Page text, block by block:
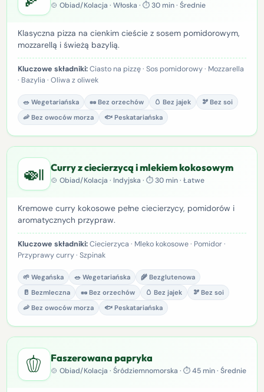
🍲 Obiad/Kolacja · Włoska · ⏱ 30 min · Średnie
Klasyczna pizza na cienkim cieście z sosem pomidorowym,
mozzarellą i świeżą bazylią.
Kluczowe składniki:Ciasto na pizzę · Sos pomidorowy · Mozzarella
· Bazylia · Oliwa z oliwek
🥗 Wegetariańska 🥜 Bez orzechów 🥚 Bez jajek
🫘 Bez soi
🦐 Bez owoców morza
🐟 Peskatariańska
🍛 Curry z ciecierzycą i mlekiem kokosowym
🍲 Obiad/Kolacja · Indyjska · ⏱ 30 min · Łatwe
Kremowe curry kokosowe pełne ciecierzycy, pomidorów i
aromatycznych przypraw.
Kluczowe składniki:Ciecierzyca · Mleko kokosowe · Pomidor ·
Przyprawy curry · Szpinak
🌱 Wegańska 🥗 Wegetariańska
🌾 Bezglutenowa
🥛 Bezmleczna
🥜 Bez orzechów 🥚 Bez jajek
🫘 Bez soi
🦐 Bez owoców morza
🐟 Peskatariańska
🫑 Faszerowana papryka
🍲 Obiad/Kolacja · Śródziemnomorska · ⏱ 45 min · Średnie